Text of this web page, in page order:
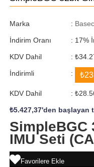
Marka :
İndirim Oranı : %
17
KDV Dahil :
İndirimli :
KDV Dahil :
₺5.427,37'den başlayan
SimpleBGC
IMU Seti
Favorilere Ekle